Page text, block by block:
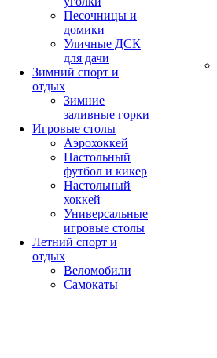
Песочницы и
домики
Уличные ДСК
для дачи
Зимний спорт и
отдых
Зимние
заливные горки
Игровые столы
Аэрохоккей
Настольный
футбол и кикер
Настольный
хоккей
Универсальные
игровые столы
Летний спорт и
отдых
Веломобили
Самокаты